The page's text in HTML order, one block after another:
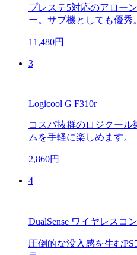
プレステ5対応のアロー
ー。サブ機としても優秀。
11,480円
3
Logicool G F310r
コスパ抜群のロジクール
ムを手軽に楽しめます。
2,860円
4
DualSense ワイヤレスコ
圧倒的な没入感を生む